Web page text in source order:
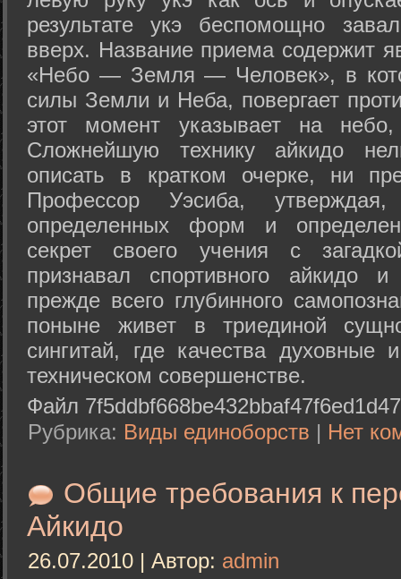
результате укэ беспомощно
вверх. Название приема содержит
«Небо — Земля — Человек», в
силы Земли и Неба, повергает
этот момент указывает на
Сложнейшую технику айкидо
описать в кратком очерке, ни
Профессор Уэсиба,
определенных форм и
секрет своего учения с
признавал спортивного айкидо
прежде всего глубинного
поныне живет в триединой
сингитай, где качества духовные
техническом совершенстве.
Файл
Рубрика: Виды единоборств | Нет
Общие требования к
Айкидо
26.07.2010 | Автор: admin